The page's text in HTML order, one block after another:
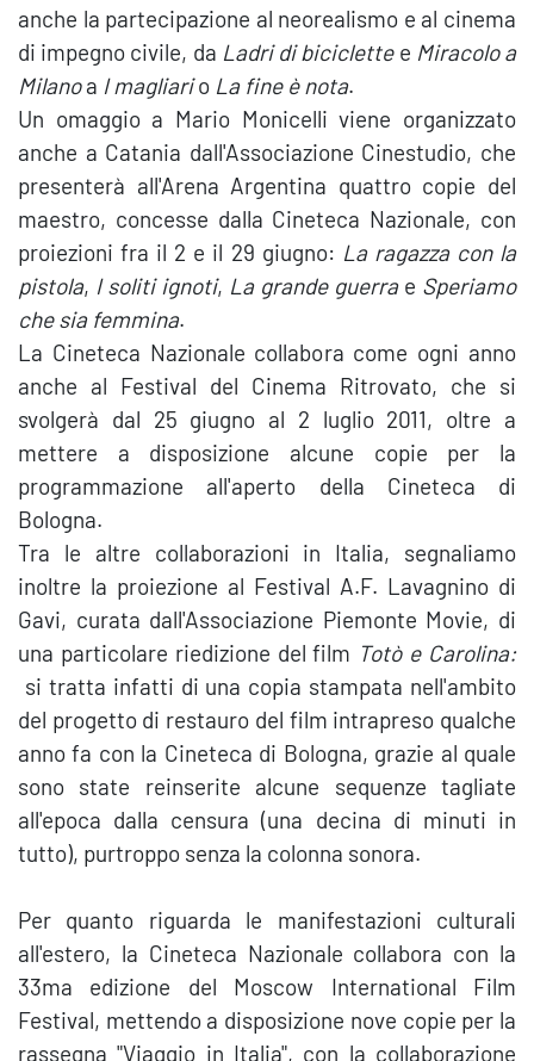
anche la partecipazione al neorealismo e al cinema
di impegno civile, da Ladri di biciclettee Miracolo a
Milanoa I magliario La fine è nota.
Un omaggio a Mario Monicelli viene organizzato
anche a Catania dall'Associazione Cinestudio, che
presenterà all'Arena Argentina quattro copie del
maestro, concesse dalla Cineteca Nazionale, con
proiezioni fra il 2 e il 29 giugno: La ragazza con la
pistola, I soliti ignoti, La grande guerrae Speriamo
che sia femmina.
La Cineteca Nazionale collabora come ogni anno
anche al Festival del Cinema Ritrovato, che si
svolgerà dal 25 giugno al 2 luglio 2011, oltre a
mettere a disposizione alcune copie per la
programmazione all'aperto della Cineteca di
Bologna.
Tra le altre collaborazioni in Italia, segnaliamo
inoltre la proiezione al Festival A.F. Lavagnino di
Gavi, curata dall'Associazione Piemonte Movie, di
una particolare riedizione del film Totò e Carolina:
si tratta infatti di una copia stampata nell'ambito
del progetto di restauro del film intrapreso qualche
anno fa con la Cineteca di Bologna, grazie al quale
sono state reinserite alcune sequenze tagliate
all'epoca dalla censura (una decina di minuti in
tutto), purtroppo senza la colonna sonora.
Per quanto riguarda le manifestazioni culturali
all'estero, la Cineteca Nazionale collabora con la
33ma edizione del Moscow International Film
Festival, mettendo a disposizione nove copie per la
rassegna "Viaggio in Italia", con la collaborazione